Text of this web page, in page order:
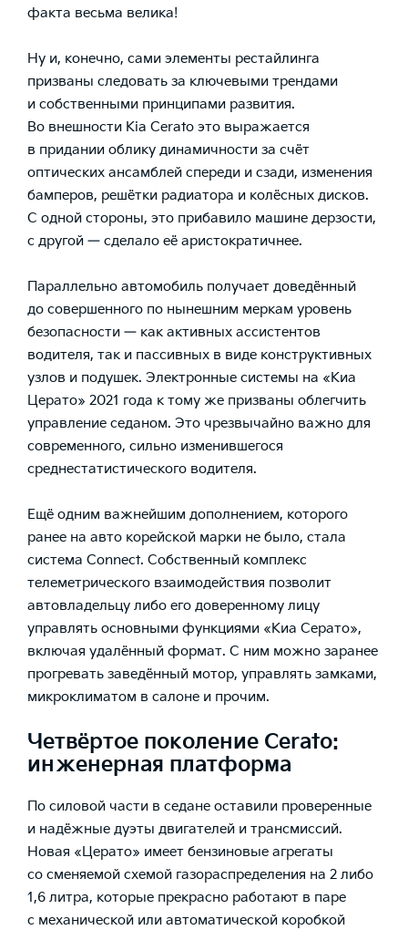
факта весьма велика!
Ну и, конечно, сами элементы рестайлинга
призваны следовать за ключевыми трендами
и собственными принципами развития.
Во внешности Kia Cerato это выражается
в придании облику динамичности за счёт
оптических ансамблей спереди и сзади, изменения
бамперов, решётки радиатора и колёсных дисков.
С одной стороны, это прибавило машине дерзости,
с другой — сделало её аристократичнее.
Параллельно автомобиль получает доведённый
до совершенного по нынешним меркам уровень
безопасности — как активных ассистентов
водителя, так и пассивных в виде конструктивных
узлов и подушек. Электронные системы на «Киа
Церато» 2021 года к тому же призваны облегчить
управление седаном. Это чрезвычайно важно для
современного, сильно изменившегося
среднестатистического водителя.
Ещё одним важнейшим дополнением, которого
ранее на авто корейской марки не было, стала
система Connect. Собственный комплекс
телеметрического взаимодействия позволит
автовладельцу либо его доверенному лицу
управлять основными функциями «Киа Серато»,
включая удалённый формат. С ним можно заранее
прогревать заведённый мотор, управлять замками,
микроклиматом в салоне и прочим.
Четвёртое поколение Cerato:
инженерная платформа
По силовой части в седане оставили проверенные
и надёжные дуэты двигателей и трансмиссий.
Новая «Церато» имеет бензиновые агрегаты
со сменяемой схемой газораспределения на 2 либо
1,6 литра, которые прекрасно работают в паре
с механической или автоматической коробкой